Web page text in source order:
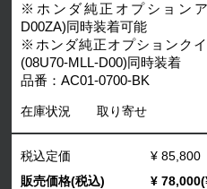
※ホンダ純正オプションア
D00ZA)同時装着可能
※ホンダ純正オプションク
(08U70-MLL-D00)同時装着
品番：AC01-0700-BK
在庫状況 取り寄せ
税込定価
¥ 85,800
販売価格(税込)
¥